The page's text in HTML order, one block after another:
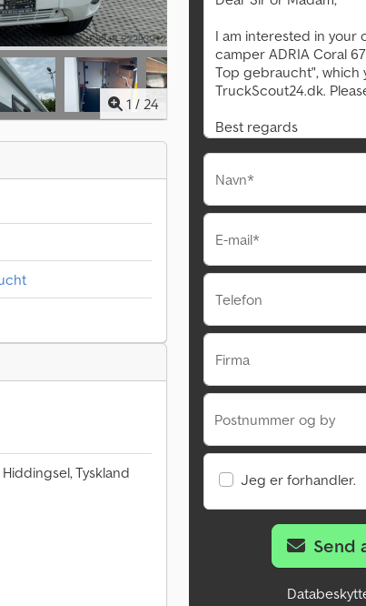
1 / 24
Tyskland
Navn*
E-mail*
Telefon
Firma
Postnummer og by
Jeg er forhandler.
Send